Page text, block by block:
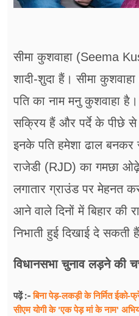
सीमा कुशवाहा (Seema
शादी-शुदा हैं। सीमा
पति का नाम मनु कुशवाहा
सक्रिय हैं और पर्दे के पीछे
इनके पति हमेशा ढाल
राजेडी (RJD) का गमछा ओढ़े
लगातार ग्राउंड पर मेहनत
आने वाले दिनों में बिहार की
निभाती हुई दिखाई दे सकती
विधानसभा चुनाव लड़ने की
पढ़ें :-बिना पेड़-लकड़ी के निर्मित ईको-
सीएम योगी के 'एक पेड़ मां के नाम'